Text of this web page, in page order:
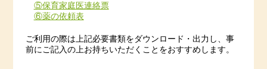
⑤保育家庭医連絡票
⑥薬の依頼表
ご利用の際は上記必要書類をダウンロード・出力し、事
前にご記入の上お持ちいただくことをおすすめします。